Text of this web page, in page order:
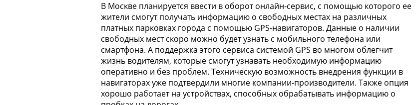
В Москве планируется ввести в оборот онлайн-сервис, с помощью которого ее
жители смогут получать информацию о свободных местах на различных
платных парковках города с помощью GPS-навигаторов. Данные о наличии
свободных мест скоро можно будет узнать с мобильного телефона или
смартфона. А поддержка этого сервиса системой GPS во многом облегчит
жизнь водителям, которые смогут узнавать необходимую информацию
оперативно и без проблем. Техническую возможность внедрения функции в
навигаторах уже подтвердили многие компании-производители. Также опция
хорошо работаетна устройствах, способных обрабатывать информацию о